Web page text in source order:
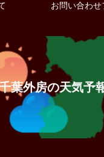
お問い合わせ
葉外房の天気予